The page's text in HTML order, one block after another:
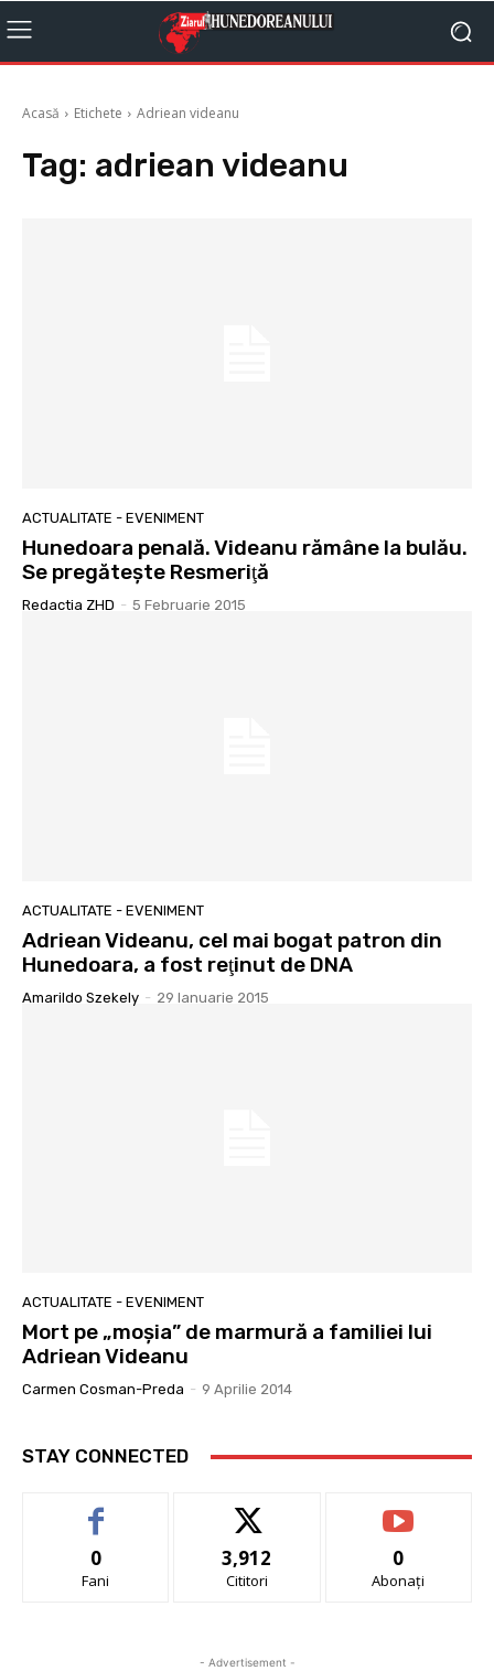
Acasă Etichete Adriean videanu
Tag: adriean videanu
ACTUALITATE - EVENIMENT
Hunedoara penală. Videanu rămâne la bulău.
Se pregăteşte Resmeriţă
Redactia ZHD - 5 Februarie 2015
ACTUALITATE - EVENIMENT
Adriean Videanu, cel mai bogat patron din
Hunedoara, a fost reţinut de DNA
Amarildo Szekely - 29 Ianuarie 2015
ACTUALITATE - EVENIMENT
Mort pe „moşia” de marmură a familiei lui
Adriean Videanu
Carmen Cosman-Preda - 9 Aprilie 2014
STAY CONNECTED
0
Fani
3,912
Cititori
0
Abonați
- Advertisement -